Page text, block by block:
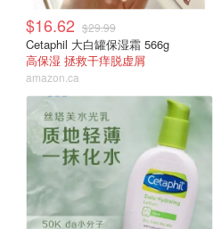
$16.62 $29.99
Cetaphil 大白罐保湿霜 566g
高保湿 拯救干痒脱虚屑
amazon.ca